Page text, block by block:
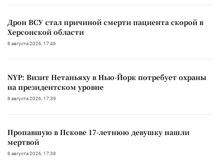
Дрон ВСУ стал причиной смерти пациента скорой в
Херсонской области
8 августа 2026, 17:46
NYP: Визит Нетаньяху в Нью-Йорк потребует охраны
на президентском уровне
8 августа 2026, 17:39
Пропавшую в Пскове 17-летнюю девушку нашли
мертвой
8 августа 2026, 17:38